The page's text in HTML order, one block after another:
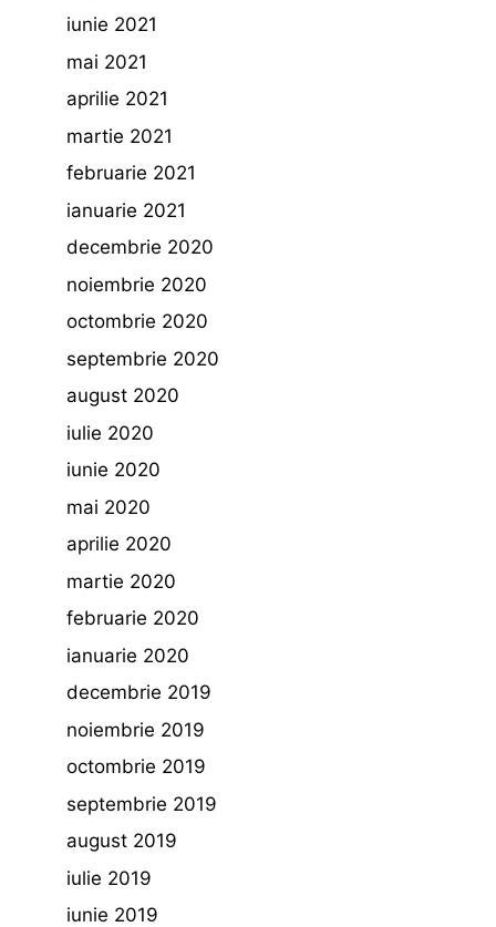
iunie 2021
mai 2021
aprilie 2021
martie 2021
februarie 2021
ianuarie 2021
decembrie 2020
noiembrie 2020
octombrie 2020
septembrie 2020
august 2020
iulie 2020
iunie 2020
mai 2020
aprilie 2020
martie 2020
februarie 2020
ianuarie 2020
decembrie 2019
noiembrie 2019
octombrie 2019
septembrie 2019
august 2019
iulie 2019
iunie 2019